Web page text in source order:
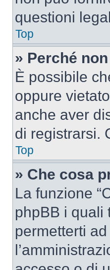
questioni
Top
» Perché
È possibile
oppure
anche aver
di registrarsi.
Top
» Che cosa
La funzione
phpBB i quali
permetterti